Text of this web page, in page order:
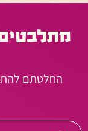
החלטתם